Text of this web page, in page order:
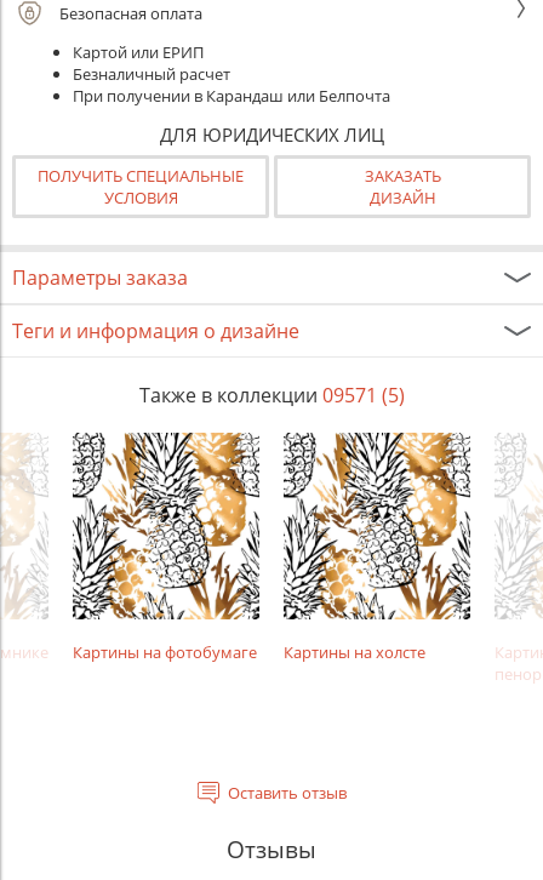
Безопасная оплата
Картой или ЕРИП
Безналичный расчет
При получении в Карандаш или Белпочта
ДЛЯ ЮРИДИЧЕСКИХ ЛИЦ
ПОЛУЧИТЬ СПЕЦИАЛЬНЫЕ
УСЛОВИЯ
ЗАКАЗАТЬ
ДИЗАЙН
Параметры заказа
Теги и информация о дизайне
Также в коллекции 09571 (5)
Картины на фотобумаге Картины на холсте
Оставить отзыв
Отзывы